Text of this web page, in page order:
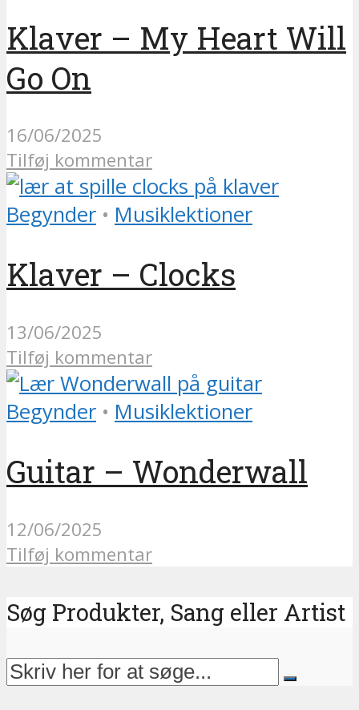
Klaver – My Heart Will
Go On
16/06/2025
Tilføj kommentar
Begynder • Musiklektioner
Klaver – Clocks
13/06/2025
Tilføj kommentar
Begynder • Musiklektioner
Guitar – Wonderwall
12/06/2025
Tilføj kommentar
Søg Produkter, Sang eller Artist